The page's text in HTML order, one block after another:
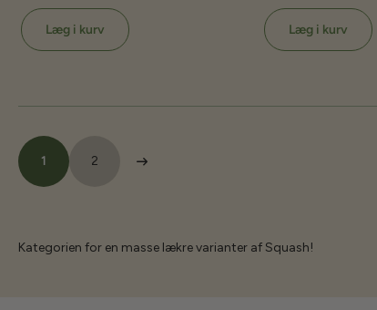
Læg i kurv Læg i kurv
1 2
Kategorien for en masse lækre varianter af Squash!